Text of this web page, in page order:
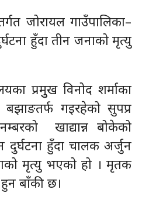
जोरायल गाउँपालिका–
हुँदा तीन जनाको मृत्यु
प्रमुुख विनोद शर्माका
गइरहेको सुपप्र
खाद्यान्न बोकेको
दुर्घटना हुँदा चालक अर्जुन
मृत्यु भएको हो । मृतक
बाँकी छ।